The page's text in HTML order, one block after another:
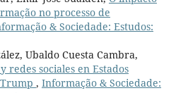
no processo de
& Sociedade: Estudos:
Ubaldo Cuesta Cambra,
sociales en Estados
, Informação & Sociedade: